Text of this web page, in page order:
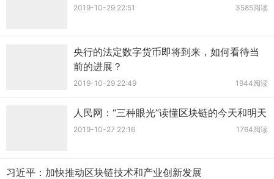
2019-10-29 22:51 3585阅读
央行的法定数字货币即将到来，如何看待当
前的进展？
2019-10-29 22:49 1944阅读
人民网：“三种眼光”读懂区块链的今天和明天
2019-10-27 22:16 1764阅读
习近平：加快推动区块链技术和产业创新发展